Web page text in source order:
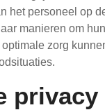
het personeel op
manieren om
zorg
privacy